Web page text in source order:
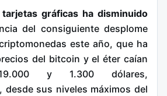
gráficas ha disminuido
del consiguiente desplome
este año, que ha
del bitcoin y el éter caían
y 1.300 dólares,
desde sus niveles máximos del